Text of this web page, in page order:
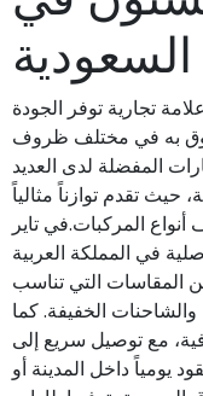
السعودية
تجارية توفر الجودة
به في مختلف ظروف
المفضلة لدى العديد
حيث تقدم توازناً مثالياً
المركبات.في تاير
في المملكة العربية
المقاسات التي تناسب
الخفيفة. كما
مع توصيل سريع إلى
يومياً داخل المدينة أو